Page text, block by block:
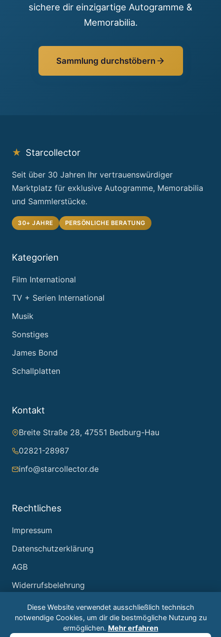
sichere dir einzigartige Autogramme &
Memorabilia.
Sammlung durchstöbern
★ Starcollector
Seit über 30 Jahren Ihr vertrauenswürdiger
Marktplatz für exklusive Autogramme, Memorabilia
und Sammlerstücke.
30+ JAHRE PERSÖNLICHE BERATUNG
Kategorien
Film International
TV + Serien International
Musik
Sonstiges
James Bond
Schallplatten
Kontakt
Breite Straße 28, 47551 Bedburg-Hau
02821-28987
info@starcollector.de
Rechtliches
Impressum
Datenschutzerklärung
AGB
Widerrufsbelehrung
© 2026 Starcollector – Jürgen Reintjes. Alle Rechte
Diese Website verwendet ausschließlich technisch
notwendige Cookies, um dir die bestmögliche Nutzung zu
ermöglichen. Mehr erfahren